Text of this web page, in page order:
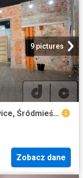
9 pictures
Komercyjne lokal na wynajem, Gliwice, Śródmieście, o. Jana Siemińskiego
Zobacz dane